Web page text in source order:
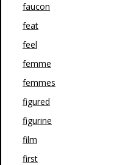
faucon
feat
feel
femme
femmes
figured
figurine
film
first